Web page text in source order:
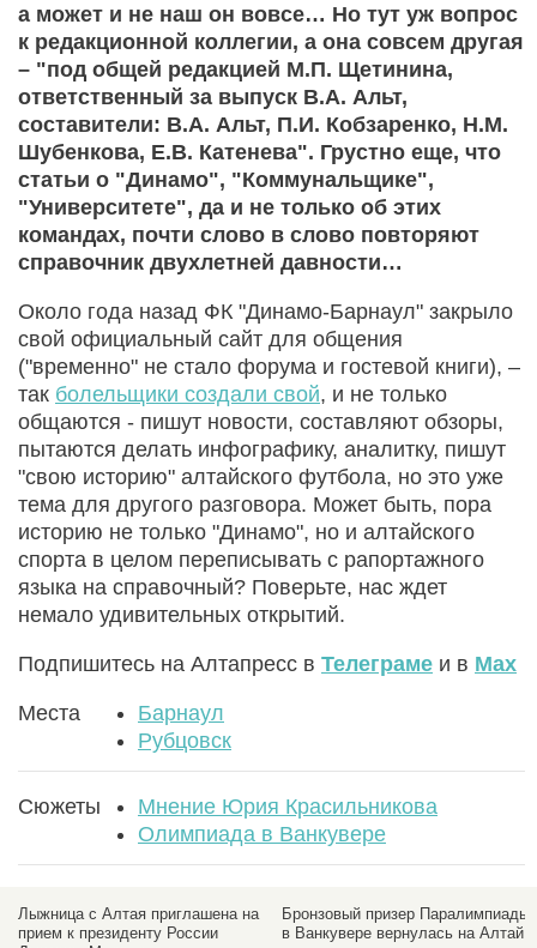
а может и не наш он вовсе… Но тут уж вопрос
к редакционной коллегии, а она совсем другая
– "под общей редакцией М.П. Щетинина,
ответственный за выпуск В.А. Альт,
составители: В.А. Альт, П.И. Кобзаренко, Н.М.
Шубенкова, Е.В. Катенева". Грустно еще, что
статьи о "Динамо", "Коммунальщике",
"Университете", да и не только об этих
командах, почти слово в слово повторяют
справочник двухлетней давности…
Около года назад ФК "Динамо-Барнаул" закрыло
свой официальный сайт для общения
("временно" не стало форума и гостевой книги), –
так болельщики создали свой, и не только
общаются - пишут новости, составляют обзоры,
пытаются делать инфографику, аналитку, пишут
"свою историю" алтайского футбола, но это уже
тема для другого разговора. Может быть, пора
историю не только "Динамо", но и алтайского
спорта в целом переписывать с рапортажного
языка на справочный? Поверьте, нас ждет
немало удивительных открытий.
Подпишитесь на Алтапресс в Телеграме и в Max
Места
Барнаул
Рубцовск
Сюжеты
Мнение Юрия Красильникова
Олимпиада в Ванкувере
Бронзовый призер Паралимпиады
в Ванкувере вернулась на Алтай
Россия выиграла Паралимпиаду в
неофициальном общемедальном